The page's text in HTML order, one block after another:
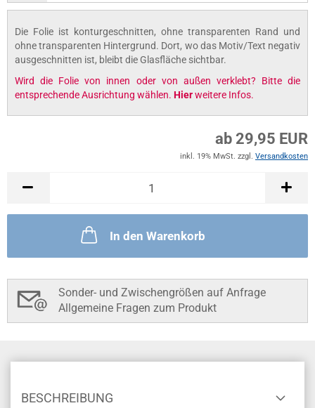
Die Folie ist konturgeschnitten, ohne transparenten Rand und
ohne transparenten Hintergrund. Dort, wo das Motiv/Text negativ
ausgeschnitten ist, bleibt die Glasfläche sichtbar.
Wird die Folie von innen oder von außen verklebt? Bitte die
entsprechende Ausrichtung wählen. Hierweitere Infos.
ab 29,95 EUR
inkl. 19% MwSt. zzgl. Versandkosten
In den Warenkorb
Sonder- und Zwischengrößen auf Anfrage
Allgemeine Fragen zum Produkt
BESCHREIBUNG